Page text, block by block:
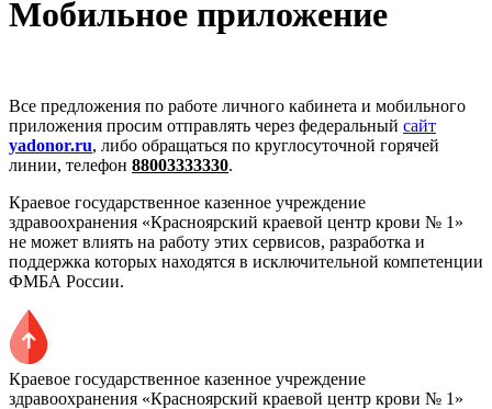
Мобильное приложение
Все предложения по работе личного кабинета и мобильного
приложения просим отправлять через федеральный сайт
yadonor.ru, либо обращаться по круглосуточной горячей
линии, телефон 88003333330.
Краевое государственное казенное учреждение
здравоохранения «Красноярский краевой центр крови № 1»
не может влиять на работу этих сервисов, разработка и
поддержка которых находятся в исключительной компетенции
ФМБА России.
Краевое государственное казенное учреждение
здравоохранения «Красноярский краевой центр крови № 1»